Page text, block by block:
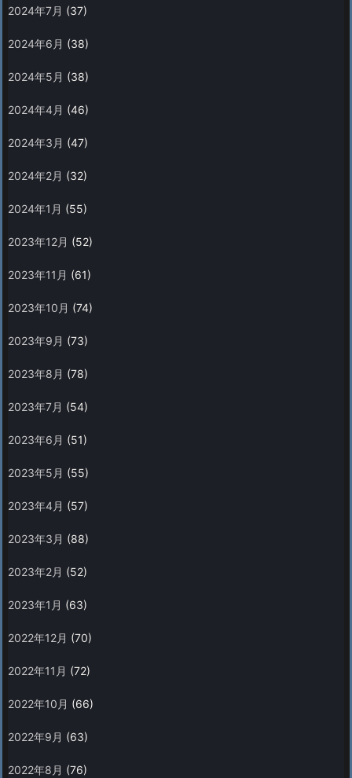
2024年7月 (37)
2024年6月 (38)
2024年5月 (38)
2024年4月 (46)
2024年3月 (47)
2024年2月 (32)
2024年1月 (55)
2023年12月 (52)
2023年11月 (61)
2023年10月 (74)
2023年9月 (73)
2023年8月 (78)
2023年7月 (54)
2023年6月 (51)
2023年5月 (55)
2023年4月 (57)
2023年3月 (88)
2023年2月 (52)
2023年1月 (63)
2022年12月 (70)
2022年11月 (72)
2022年10月 (66)
2022年9月 (63)
2022年8月 (76)